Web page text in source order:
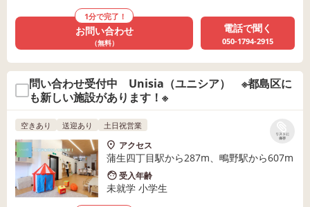
1分で完了！
お問い合わせ
（無料）
電話で聞く
050-1794-2915
問い合わせ受付中 Unisia（ユニシア） ※都島区に
も新しい施設があります！※
リストに
保存
空きあり 送迎あり 土日祝営業
アクセス
蒲生四丁目駅から287m、鴫野駅から607m
受入年齢
未就学 小学生